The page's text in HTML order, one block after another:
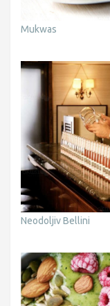
Mukwas
Neodoljiv Bellini